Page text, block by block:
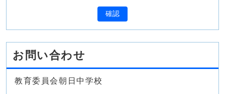
確認
お問い合わせ
教育委員会朝日中学校